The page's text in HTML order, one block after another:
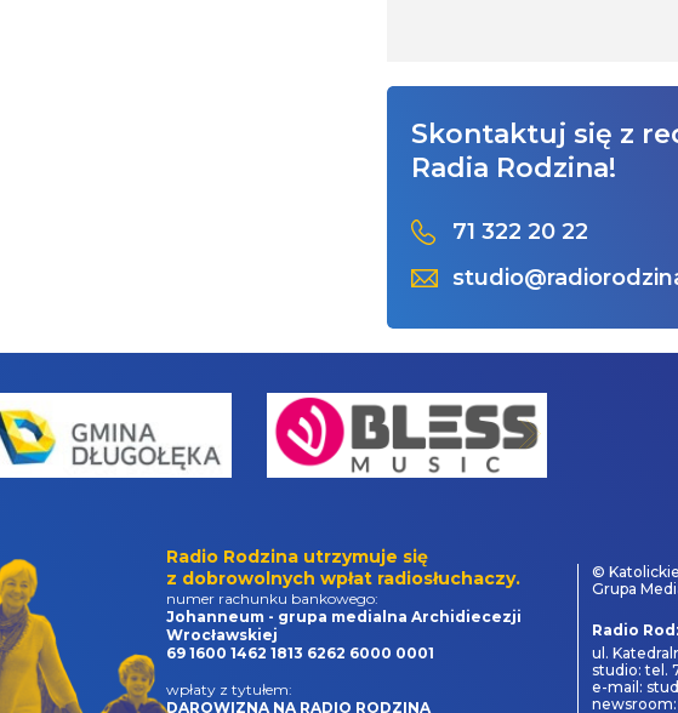
Skontaktuj się z
Radia Rodzina!
71 322 20 22
Radio Rodzina utrzymuje się
z dobrowolnych wpłat radiosłuchaczy.
numer rachunku bankowego:
Johanneum - grupa medialna Archidiecezji
Wrocławskiej
69 1600 1462 1813 6262 6000 0001
wpłaty z tytułem:
DAROWIZNA NA RADIO RODZINA
© Katolickie
Grupa
Radio
ul.
studio: tel.
e-mail:
newsroom: